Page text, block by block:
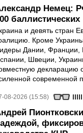
Немец:
баллистических
и девять стран
Кроме
Дании, Франции,
Швеции,
декларацию
современной
08-2026 (15:58)